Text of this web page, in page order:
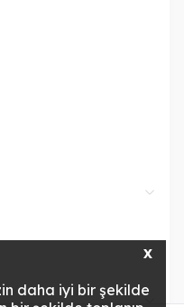
X
daha iyi bir şekilde